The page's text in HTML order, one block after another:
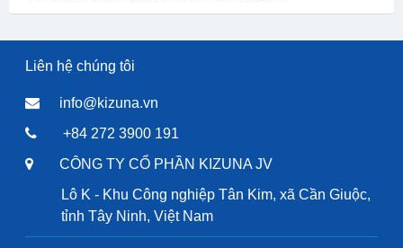
Liên hệ chúng tôi
info@kizuna.vn
+84 272 3900 191
CÔNG TY CỔ PHẦN KIZUNA JV
Lô K - Khu Công nghiệp Tân Kim, xã Cần Giuộc,
tỉnh Tây Ninh, Việt Nam